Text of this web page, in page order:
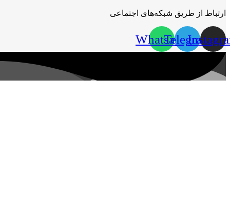
ارتباط از طریق شبکه‌های اجتماعی
Telegram
Whatsapp